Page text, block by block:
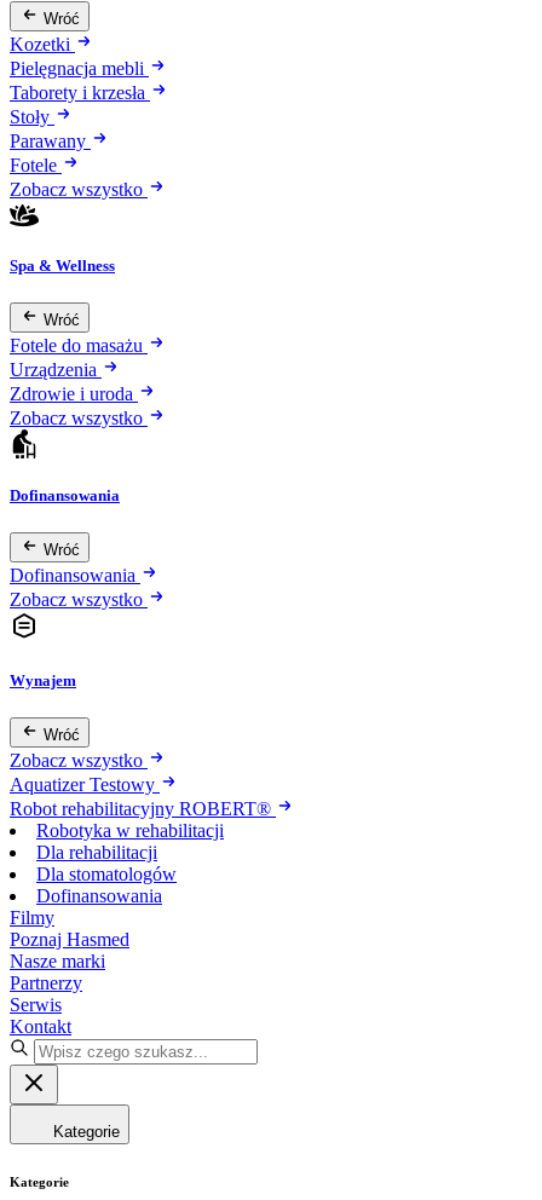
Wróć
Kozetki
Pielęgnacja mebli
Taborety i krzesła
Stoły
Parawany
Fotele
Zobacz wszystko
Spa & Wellness
Wróć
Fotele do masażu
Urządzenia
Zdrowie i uroda
Zobacz wszystko
Dofinansowania
Wróć
Dofinansowania
Zobacz wszystko
Wynajem
Wróć
Zobacz wszystko
Aquatizer Testowy
Robot rehabilitacyjny ROBERT®
Robotyka w rehabilitacji
Dla rehabilitacji
Dla stomatologów
Dofinansowania
Filmy
Poznaj Hasmed
Nasze marki
Partnerzy
Serwis
Kontakt
Kategorie
Kategorie